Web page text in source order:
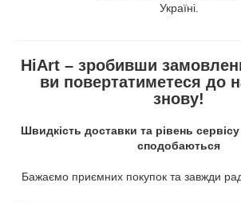
Україні.
HiArt – зробивши
ви повертатиметеся до
знову!
Швидкість доставки та рівень
сподобаються
Бажаємо приємних покупок та завжди